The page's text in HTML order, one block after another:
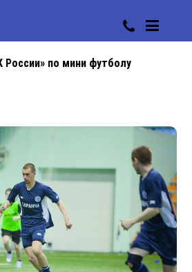
России» по мини футболу